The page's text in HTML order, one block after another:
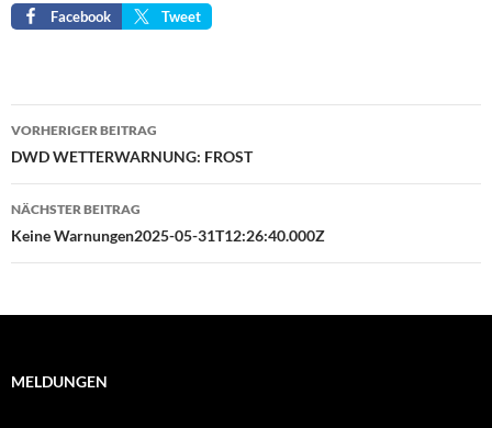
Facebook Tweet
Beitragsnavigation
VORHERIGER BEITRAG
DWD WETTERWARNUNG: FROST
NÄCHSTER BEITRAG
Keine Warnungen2025-05-31T12:26:40.000Z
MELDUNGEN